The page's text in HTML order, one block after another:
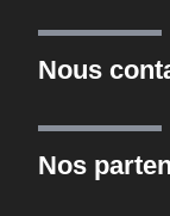
Nous
Nos